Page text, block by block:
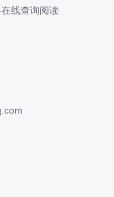
线查询阅读